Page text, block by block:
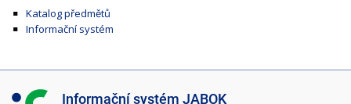
Katalog předmětů
Informační systém
I Informační systém JABOK